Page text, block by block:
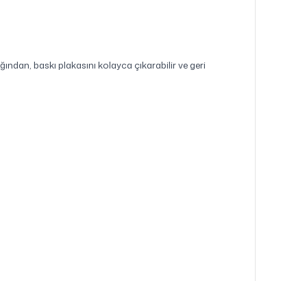
baskı plakasını kolayca çıkarabilir ve geri